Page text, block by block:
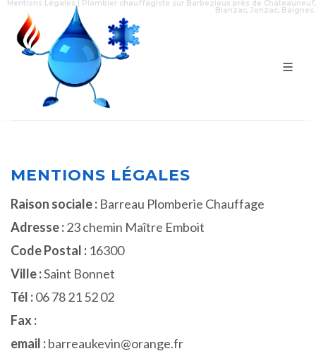
Mentions Légales | Plombier chauffagiste sur Barbezieux près de Chateauneuf,
Blanzac, Jonzac, Baignes.
MENTIONS LÉGALES
Raison sociale : Barreau Plomberie Chauffage
Adresse :23 chemin Maître Emboit
Code Postal : 16300
Ville :Saint Bonnet
Tél :06 78 21 52 02
Fax :
email :barreaukevin@orange.fr